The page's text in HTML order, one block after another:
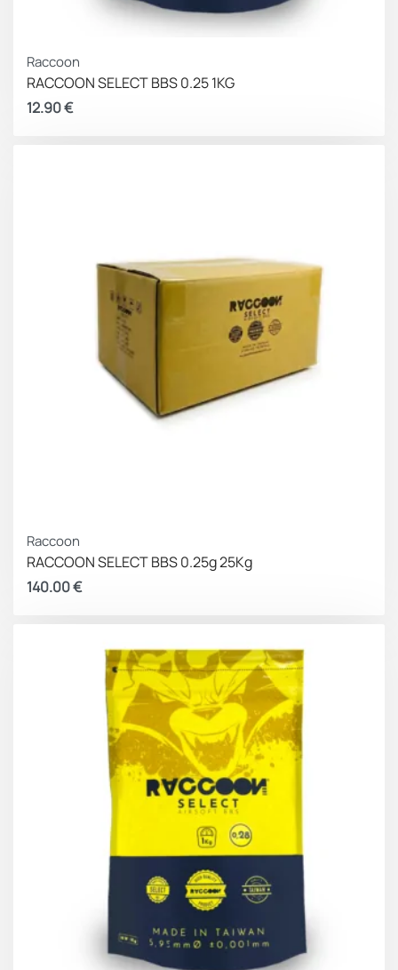
Raccoon
RACCOON SELECT BBS 0.25 1KG
12.90€
Raccoon
RACCOON SELECT BBS 0.25g 25Kg
140.00€